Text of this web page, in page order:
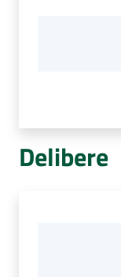
Delibere